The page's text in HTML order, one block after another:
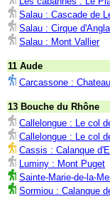
Salau : Cascade de
Salau : Cirque
Salau : Mont Vallier
11 Aude
Carcassone :
13 Bouche du Rhône
Callelongue : Le col
Callelongue : Le col
Cassis : Calanque
Luminy : Mont Puget
Sainte-Marie-de-la-
Sormiou : Calanque